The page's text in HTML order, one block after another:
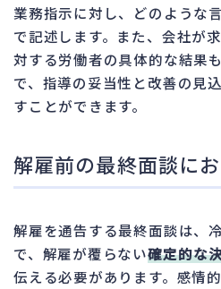
業務指示に対し、どのような
で記述します。また、会社が
対する労働者の具体的な結果
で、指導の妥当性と改善の見
すことができます。
解雇前の最終面談に
解雇を通告する最終面談は、
で、解雇が覆らない確定的な
伝える必要があります。感情